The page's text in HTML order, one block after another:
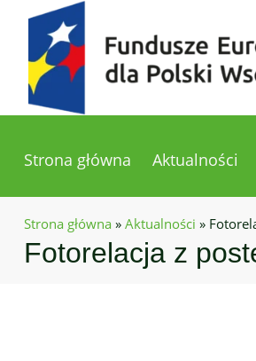
Strona główna Aktualności
Strona główna » Aktualności »
Fotorelacja z